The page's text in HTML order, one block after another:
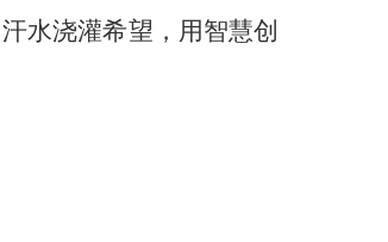
水浇灌希望，用智慧创